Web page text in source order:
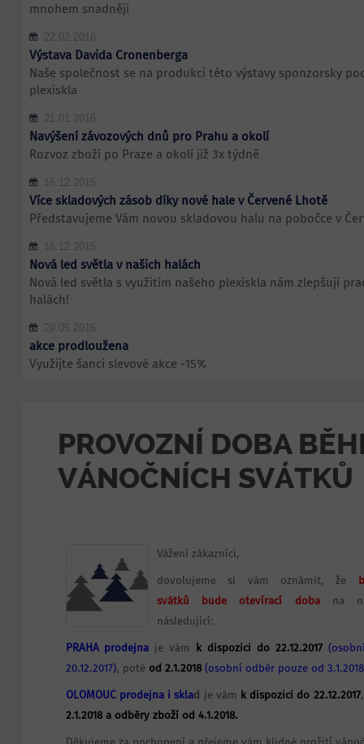
mnohem snadněji
22.02.2016
Výstava Davida Cronenberga
Naše společnost se na produkci této výstavy sponzorsky
plexiskla
21.01.2016
Navýšení závozových dnů pro Prahu a okolí
Rozvoz zboží po Praze a okolí již 3x týdně
16.12.2015
Více skladových zásob díky nové hale v Červené Lhotě
Představujeme Vám novou skladovou halu na pobočce v
16.12.2015
Nová led světla v našich halách
Nová led světla s využitím našeho plexiskla nám zlepšují
halách!
29.05.2015
akce prodloužena
Využijte šanci slevové akce -15%
PROVOZNÍ DOBA
VÁNOČNÍCH SVÁTKŮ
Vážení zákazníci,
dovolujeme si vám oznámit, že
svátků
bude otevírací dobana
následující:
PRAHA prodejna je vám k dispozici do 22.12.2017
20.12.2017), poté od 2.1.2018 (osobní odběr pouze od
OLOMOUC prodejna i sklad je vám k dispozici do 22.12.2017
2.1.2018 a odběry zboží od 4.1.2018.